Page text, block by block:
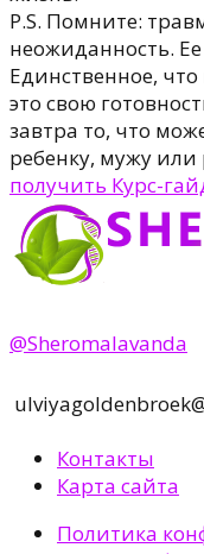
P.S. Помните:
неожиданность.
Единственное,
это свою
завтра то, что
ребенку, мужу
получить Курс-
@Sheromalavanda
Контакты
Карта сайта
Политика